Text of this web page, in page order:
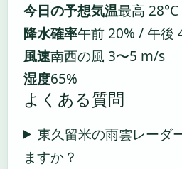
今日の予想気温最高
降水確率午前 20% / 午後
風速南西の風 3〜5 m/s
湿度65%
よくある質問
東久留米の雨雲レーダ
ますか？